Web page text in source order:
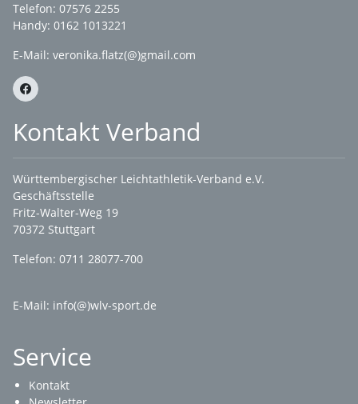
Telefon: 07576 2255
Handy: 0162 1013221
E-Mail: veronika.flatz(@)gmail.com
Kontakt Verband
Württembergischer Leichtathletik-Verband e.V.
Geschäftsstelle
Fritz-Walter-Weg 19
70372 Stuttgart
Telefon: 0711 28077-700
E-Mail: info(@)wlv-sport.de
Service
Kontakt